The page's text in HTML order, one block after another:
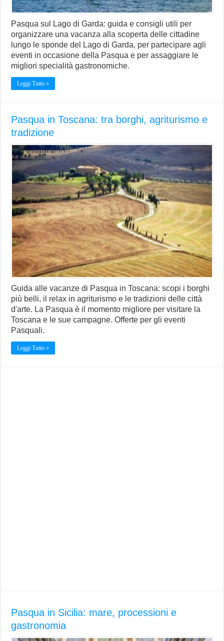
Pasqua sul Lago di Garda: guida e consigli utili per
organizzare una vacanza alla scoperta delle cittadine
lungo le sponde del Lago di Garda, per partecipare agli
eventi in occasione della Pasqua e per assaggiare le
migliori specialità gastronomiche.
Leggi Tutto »
Pasqua in Toscana: tra borghi, agriturismo e
tradizione
Guida alle vacanze di Pasqua in Toscana: scopi i borghi
più belli, il relax in agriturismo e le tradizioni delle città
d'arte. La Pasqua è il momento migliore per visitare la
Toscana e le sue campagne. Offerte per gli eventi
Pasquali.
Leggi Tutto »
Pasqua in Sicilia: mare, processioni e
gastronomia